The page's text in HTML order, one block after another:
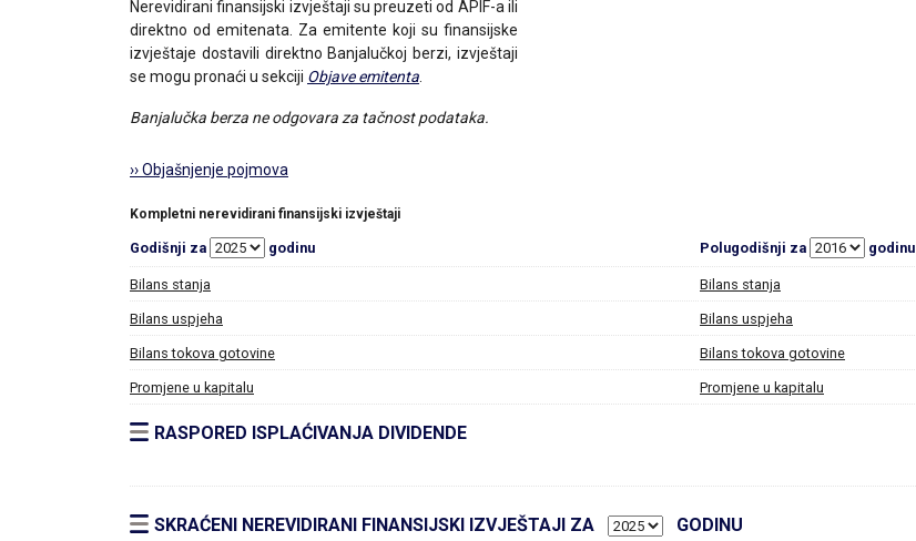
Nerevidirani finansijski izvještaji su preuzeti od APIF-a ili
direktno od emitenata. Za emitente koji su finansijske
izvještaje dostavili direktno Banjalučkoj berzi, izvještaji
se mogu pronaći u sekciji Objave emitenta.
Banjalučka berza ne odgovara za tačnost podataka.
›› Objašnjenje pojmova
Kompletni nerevidirani finansijski izvještaji
Godišnji za godinu Polugodišnji za godinu
Bilans stanja Bilans stanja
Bilans uspjeha Bilans uspjeha
Bilans tokova gotovine Bilans tokova gotovine
Promjene u kapitalu Promjene u kapitalu
RASPORED ISPLAĆIVANJA DIVIDENDE
SKRAĆENI NEREVIDIRANI FINANSIJSKI IZVJEŠTAJI ZA GODINU